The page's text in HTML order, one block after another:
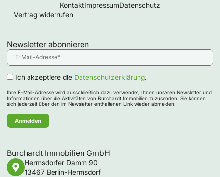
KontaktImpressumDatenschutz
Vertrag widerrufen
Newsletter abonnieren
Ich akzeptiere die Datenschutzerklärung.
Ihre E-Mail-Adresse wird ausschließlich dazu verwendet, Ihnen unseren Newsletter und
Informationen über die Aktivitäten von Burchardt Immobilien zuzusenden. Sie können
sich jederzeit über den im Newsletter enthaltenen Link wieder abmelden.
Burchardt Immobilien GmbH
Hermsdorfer Damm 90
13467 Berlin-Hermsdorf